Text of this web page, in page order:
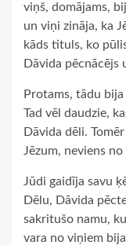
viņš, domājams,
un viņi zināja, ka
kāds tituls, ko
Dāvida pēcnācējs
Protams, tādu bija
Tad vēl daudzie,
Dāvida dēli.
Jēzum, neviens
Jūdi gaidīja savu
Dēlu, Dāvida
sakritušo namu,
vara no viņiem